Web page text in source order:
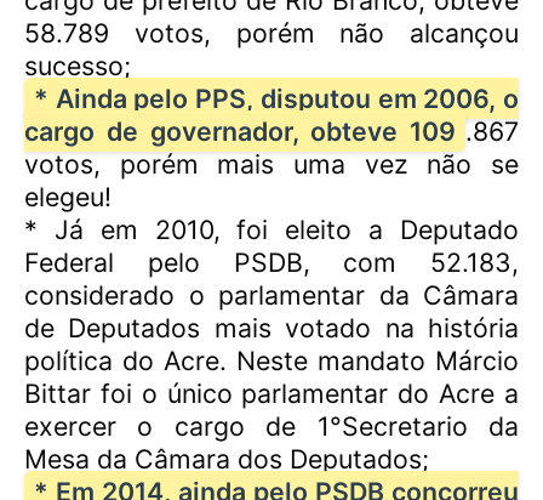
58.789 votos, porém não alcançou
sucesso;
* Ainda pelo PPS, disputou em 2006, o
cargo de governador, obteve 109 .867
votos, porém mais uma vez não se
elegeu!
* Já em 2010, foi eleito a Deputado
Federal pelo PSDB, com 52.183,
considerado o parlamentar da Câmara
de Deputados mais votado na história
política do Acre. Neste mandato Márcio
Bittar foi o único parlamentar do Acre a
exercer o cargo de 1°Secretario da
Mesa da Câmara dos Deputados;
* Em 2014, ainda pelo PSDB concorreu